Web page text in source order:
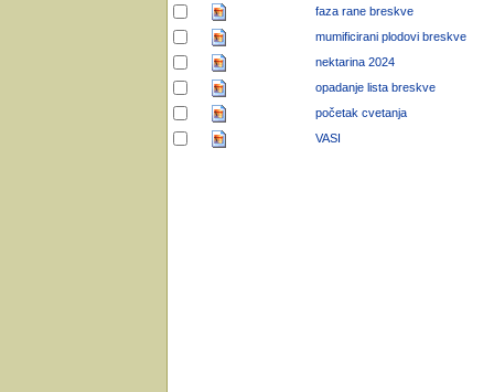
faza rane breskve
mumificirani plodovi breskve
nektarina 2024
opadanje lista breskve
početak cvetanja
VASI